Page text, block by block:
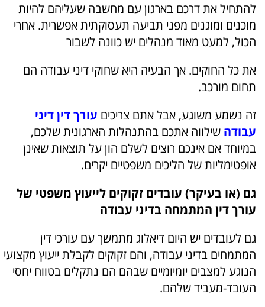
להתחיל את דרכם בארגון עם מחשבה שעליהם להיות
מוכנים ומוגנים מפני תביעה תעסוקתית אפשרית. אחרי
הכול, למעט מאוד מנהלים יש כוונה לשבור
את כל החוקים. אך הבעיה היא שחוקי דיני עבודה הם
תחום מורכב.
זה נשמע משוגע, אבל אתם צריכים עורך דין דיני
עבודה שילווה אתכם בהתנהלות הארגונית שלכם,
במיוחד אם אינכם רוצים לשלם הון על תוצאות שאינן
אופטימליות של הליכים משפטיים יקרים.
גם (או בעיקר) עובדים זקוקים לייעוץ משפטי של
עורך דין המתמחה בדיני עבודה
גם לעובדים יש היום דיאלוג מתמשך עם עורכי דין
המתמחים בדיני עבודה, והם זקוקים לקבלת ייעוץ מקצועי
הנוגע למצבים יומיומיים שבהם הם נתקלים בטווח יחסי
העובד-מעביד שלהם.